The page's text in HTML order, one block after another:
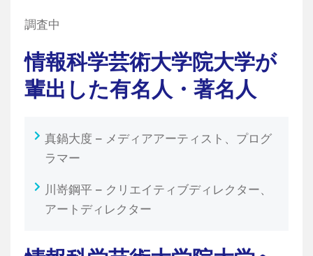
調査中
情報科学芸術大学院大学が
輩出した有名人・著名人
真鍋大度 – メディアアーティスト、プログ
ラマー
川嵜鋼平 – クリエイティブディレクター、
アートディレクター